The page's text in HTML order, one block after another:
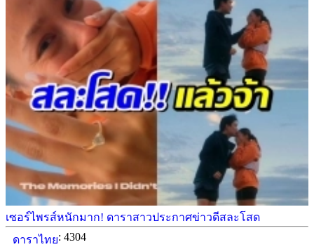
เซอร์ไพรส์หนักมาก! ดาราสาวประกาศข่าวดีสละโสด
ดาราไทย: 4304